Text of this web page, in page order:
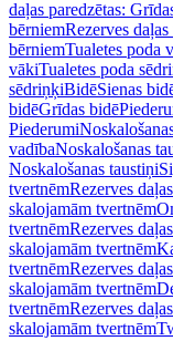
daļas paredzētas:
bērniemRezerves
bērniemTualetes poda
vākiTualetes poda
sēdriņķiBidēSienas
bidēGrīdas bidē
Piederumi
vadībaNoskalošanas
Noskalošanas taustiņi
tvertnēmRezerves
skalojamām tvertnēm
tvertnēmRezerves
skalojamām tvertnēm
tvertnēmRezerves
skalojamām tvertnēm
tvertnēmRezerves
skalojamām tvertnēm